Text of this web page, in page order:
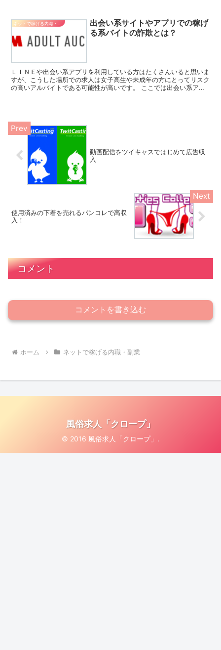
出会い系サイトやアプリでの稼げ
る系バイトの詐欺とは？
ＬＩＮＥや出会い系アプリを利用している方はたくさんいると思いま
すが、こうした場所での求人は女子高生や未成年の方にとってリスク
の高いアルバイトである可能性が高いです。 ここでは出会い系アプ
動画配信をツイキャスではじめて広告収
入
使用済みの下着を売れるパンコレで高収
入！
コメント
コメントを書き込む
ホーム ネットで稼げる内職・副業
風俗求人「クロープ」
© 2016 風俗求人「クロープ」.